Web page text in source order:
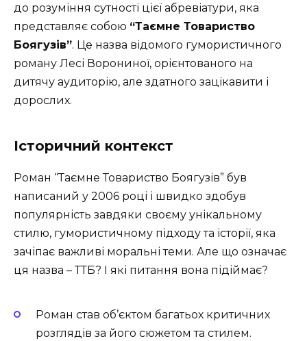
до розуміння сутності цієї абревіатури, яка
представляє собою “Таємне Товариство
Боягузів”. Це назва відомого гумористичного
роману Лесі Ворониної, орієнтованого на
дитячу аудиторію, але здатного зацікавити і
дорослих.
Історичний контекст
Роман “Таємне Товариство Боягузів” був
написаний у 2006 році і швидко здобув
популярність завдяки своєму унікальному
стилю, гумористичному підходу та історії, яка
зачіпає важливі моральні теми. Але що означає
ця назва – ТТБ? І які питання вона підіймає?
Роман став об’єктом багатьох критичних
розглядів за його сюжетом та стилем.